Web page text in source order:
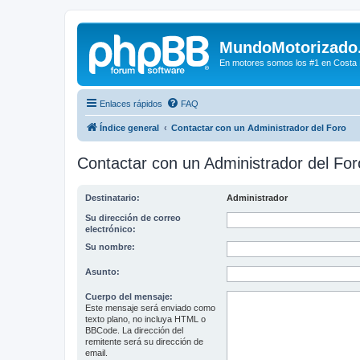
En motores somos los #1 en
Enlaces rápidos FAQ
Índice general Contactar con un Administrador del Foro
Contactar con un Administrador del
Destinatario: Administrador
Su dirección de correo
electrónico:
Su nombre:
Asunto:
Cuerpo del mensaje:
Este mensaje será enviado como
texto plano, no incluya HTML o
BBCode. La dirección del
remitente será su dirección de
email.